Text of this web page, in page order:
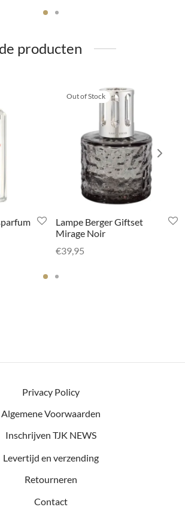
producten
Out of Stock
Lampe Berger Giftset
Mirage Noir
€39,95
Privacy Policy
Algemene Voorwaarden
Inschrijven TJK NEWS
Levertijd en verzending
Retourneren
Contact